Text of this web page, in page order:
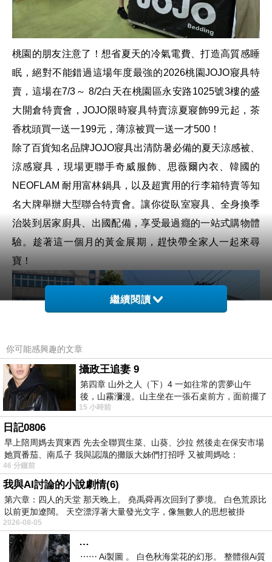
桃園的朋友注意了！想省夏天的冷氣電費、打造高質感睡
眠，絕對不能錯過這場年度最強的2026桃園JOJO寢具特
賣 ，這場在7/3～ 8/2白天在桃園區永安路1025號3樓的盛
大開倉特賣會，JOJO限時寢具特賣涼夏寢飾99元起，茶
香枕頭買一送一199元，薄涼被買一送一才500！
除了百貨知名品牌JOJO寢具出清防暑必備的夏天涼感被、
涼感寢具，現場更聯手奇威服飾、思薇爾內衣、韓國的
NEOFLAM 耐用富林鍋具，以及超實用的行李箱特賣等知
名大牌舉辦大型聯合特賣會。讓你從臥室寢具、全身換季
治裝到居家廚具、出國配備，享受最過癮的一站式購物體
驗。趁著這一個月的黃金展期，趕快帶全家人一起來尋
寶！
​這次的2026桃園廠拍特賣場地鄰近中壢工業區（桃園中路
工業區），靠近大興西路三段與永安路交叉口，中路特區
旁。
大眾運輸可搭乘桃園客運 5040、129 路公車，直接坐到周
邊「星見橋」站牌，下車步行沒多久即可抵達。
繼續閱讀
你可能感興趣的文章
攝政王追妻 9
第四章 山外之人（下）4 一如往常的雲夢山午
後，山霧瀰漫。山主坐在一張石桌前方，面前擺了
一盤未下完的棋盤，還有一壺茶與兩只冒
15 小時前
日記0806
早上陪周媽去買東西 先去全聯買生菜、山葵、沙拉 然後走在保安市場
她買番茄、南瓜子 我與認識的攤販大姊們打招呼 又被周媽唸：
46 分鐘前
我與AI討論的小說劇情(6)
第六章：四人的天堂 那天晚上。 堯禹舜再次回到了夢境。 白色荒原比
以前更加遼闊。 天空漂浮著大量發光文字，像無數人的思想被掛
2026-08-05
…
⋯⋯ Ai製圖 。 白色秋海棠花的幻形。 整體很Ai質